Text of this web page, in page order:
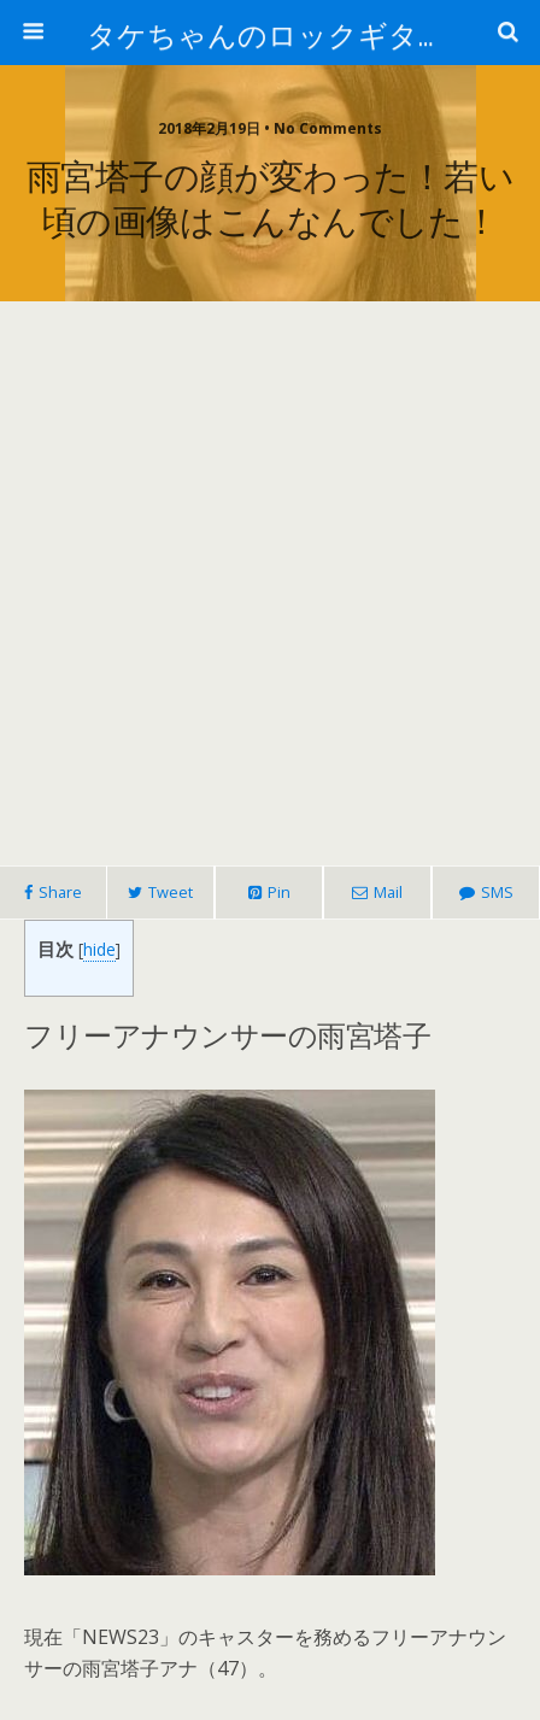
タケちゃんのロックギター講座
2018年2月19日 • No Comments
雨宮塔子の顔が変わった！若い
頃の画像はこんなんでした！
Share Tweet Pin Mail SMS
目次 [hide]
フリーアナウンサーの雨宮塔子
現在「NEWS23」のキャスターを務めるフリーアナウン
サーの雨宮塔子アナ（47）。